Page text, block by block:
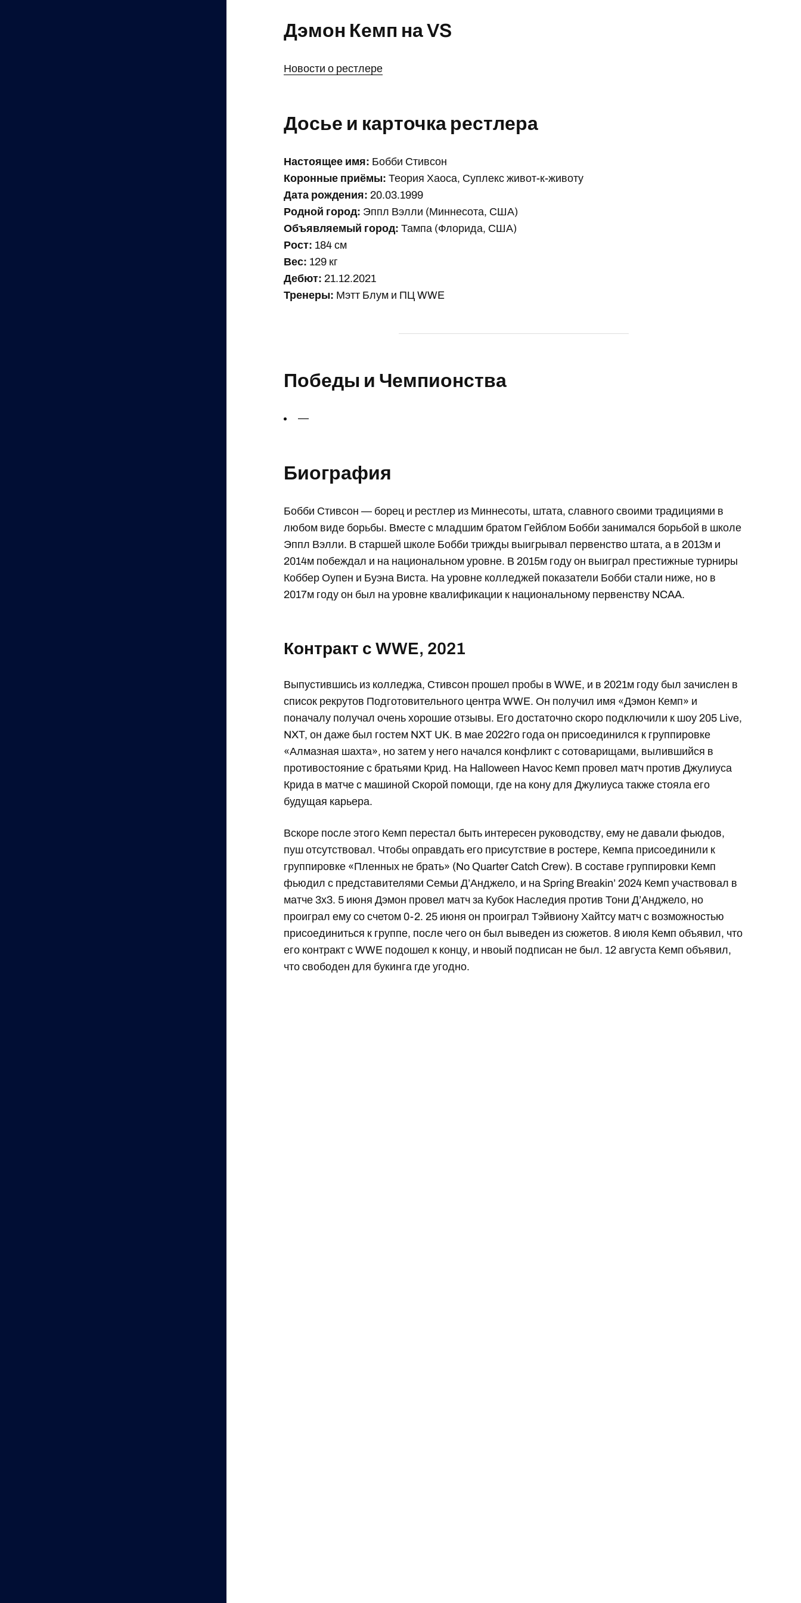
Дэмон Кемп на VS
Новости о рестлере
Досье и карточка рестлера
Настоящее имя: Бобби Стивсон
Коронные приёмы: Теория Хаоса, Суплекс живот-к-животу
Дата рождения: 20.03.1999
Родной город: Эппл Вэлли (Миннесота, США)
Объявляемый город: Тампа (Флорида, США)
Рост: 184 см
Вес: 129 кг
Дебют: 21.12.2021
Тренеры: Мэтт Блум и ПЦ WWE
Победы и Чемпионства
—
Биография
Бобби Стивсон — борец и рестлер из Миннесоты, штата, славного своими традициями в
любом виде борьбы. Вместе с младшим братом Гейблом Бобби занимался борьбой в школе
Эппл Вэлли. В старшей школе Бобби трижды выигрывал первенство штата, а в 2013м и
2014м побеждал и на национальном уровне. В 2015м году он выиграл престижные турниры
Коббер Оупен и Буэна Виста. На уровне колледжей показатели Бобби стали ниже, но в
2017м году он был на уровне квалификации к национальному первенству NCAA.
Контракт с WWE, 2021
Выпустившись из колледжа, Стивсон прошел пробы в WWE, и в 2021м году был зачислен в
список рекрутов Подготовительного центра WWE. Он получил имя «Дэмон Кемп» и
поначалу получал очень хорошие отзывы. Его достаточно скоро подключили к шоу 205 Live,
NXT, он даже был гостем NXT UK. В мае 2022го года он присоединился к группировке
«Алмазная шахта», но затем у него начался конфликт с сотоварищами, вылившийся в
противостояние с братьями Крид. На Halloween Havoc Кемп провел матч против Джулиуса
Крида в матче с машиной Скорой помощи, где на кону для Джулиуса также стояла его
будущая карьера.
Вскоре после этого Кемп перестал быть интересен руководству, ему не давали фьюдов,
пуш отсутствовал. Чтобы оправдать его присутствие в ростере, Кемпа присоединили к
группировке «Пленных не брать» (No Quarter Catch Crew). В составе группировки Кемп
фьюдил с представителями Семьи Д’Анджело, и на Spring Breakin’ 2024 Кемп участвовал в
матче 3х3. 5 июня Дэмон провел матч за Кубок Наследия против Тони Д’Анджело, но
проиграл ему со счетом 0-2. 25 июня он проиграл Тэйвиону Хайтсу матч с возможностью
присоединиться к группе, после чего он был выведен из сюжетов. 8 июля Кемп объявил, что
его контракт с WWE подошел к концу, и нвоый подписан не был. 12 августа Кемп объявил,
что свободен для букинга где угодно.